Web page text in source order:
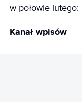
w połowie lutego:
Kanał wpisów